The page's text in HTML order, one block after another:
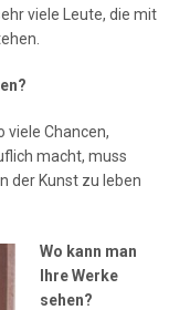
viele Leute, die mit
viele Chancen,
macht, muss
der Kunst zu leben
Wo kann man
Ihre Werke
sehen?